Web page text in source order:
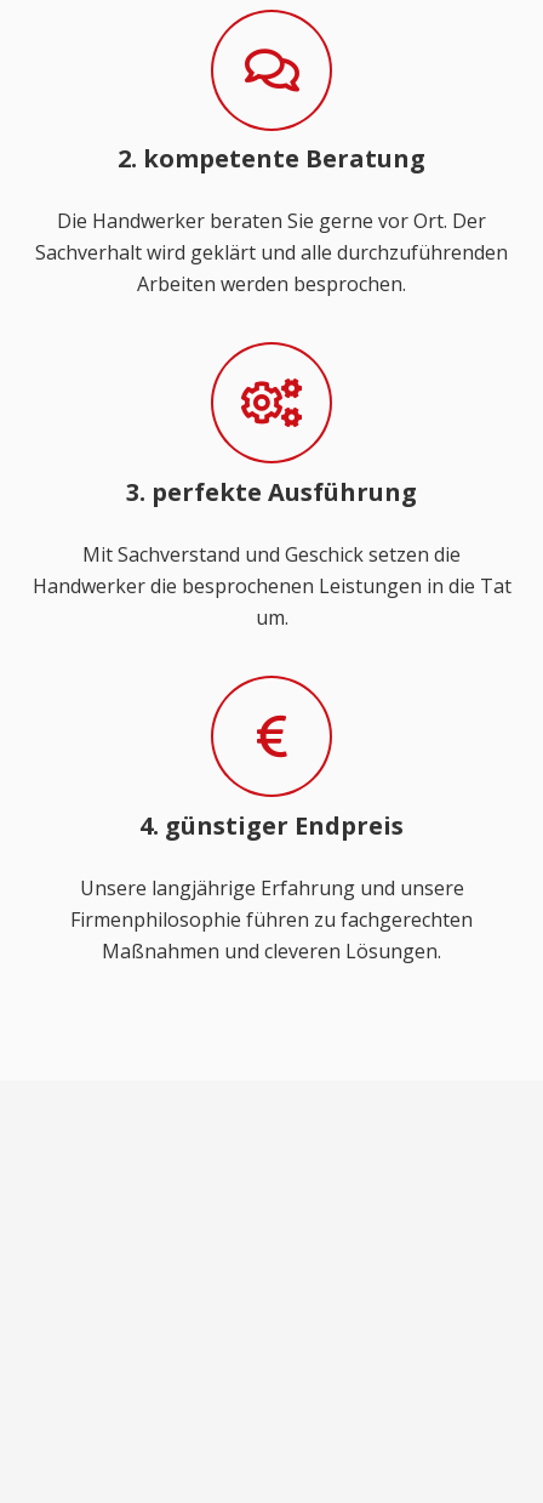
2. kompetente Beratung
Die Handwerker beraten Sie gerne vor Ort. Der
Sachverhalt wird geklärt und alle durchzuführenden
Arbeiten werden besprochen.
3. perfekte Ausführung
Mit Sachverstand und Geschick setzen die
Handwerker die besprochenen Leistungen in die Tat
um.
4. günstiger Endpreis
Unsere langjährige Erfahrung und unsere
Firmenphilosophie führen zu fachgerechten
Maßnahmen und cleveren Lösungen.